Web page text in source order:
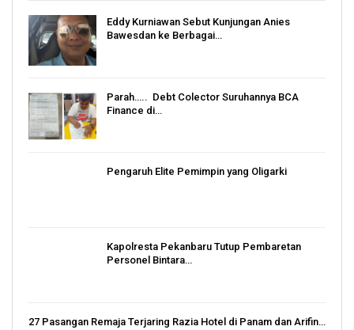
Eddy Kurniawan Sebut Kunjungan Anies
Bawesdan ke Berbagai…
Parah….. Debt Colector Suruhannya BCA
Finance di…
Pengaruh Elite Pemimpin yang Oligarki
Kapolresta Pekanbaru Tutup Pembaretan
Personel Bintara…
27 Pasangan Remaja Terjaring Razia Hotel di Panam dan Arifin…